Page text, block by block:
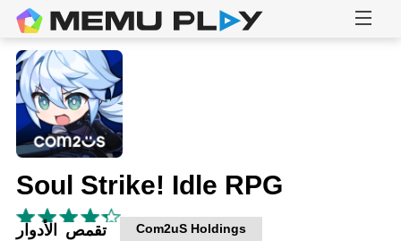
Soul Strike! Idle RPG
تقمص الأدوار Com2uS Holdings